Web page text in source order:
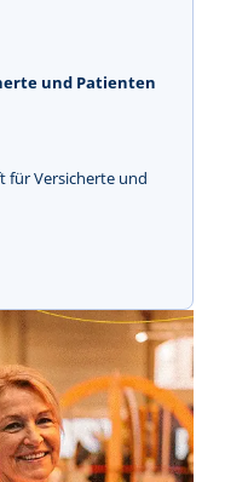
und Patienten
für Versicherte und